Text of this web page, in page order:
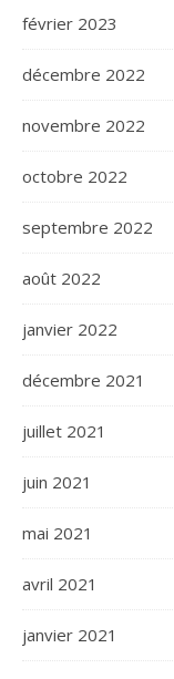
février 2023
décembre 2022
novembre 2022
octobre 2022
septembre 2022
août 2022
janvier 2022
décembre 2021
juillet 2021
juin 2021
mai 2021
avril 2021
janvier 2021